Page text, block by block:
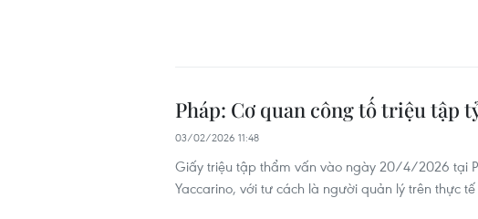
Pháp: Cơ quan công tố triệu tập
03/02/2026 11:48
Giấy triệu tập thẩm vấn vào ngày 20/4/2026 tại
Yaccarino, với tư cách là người quản lý trên thực